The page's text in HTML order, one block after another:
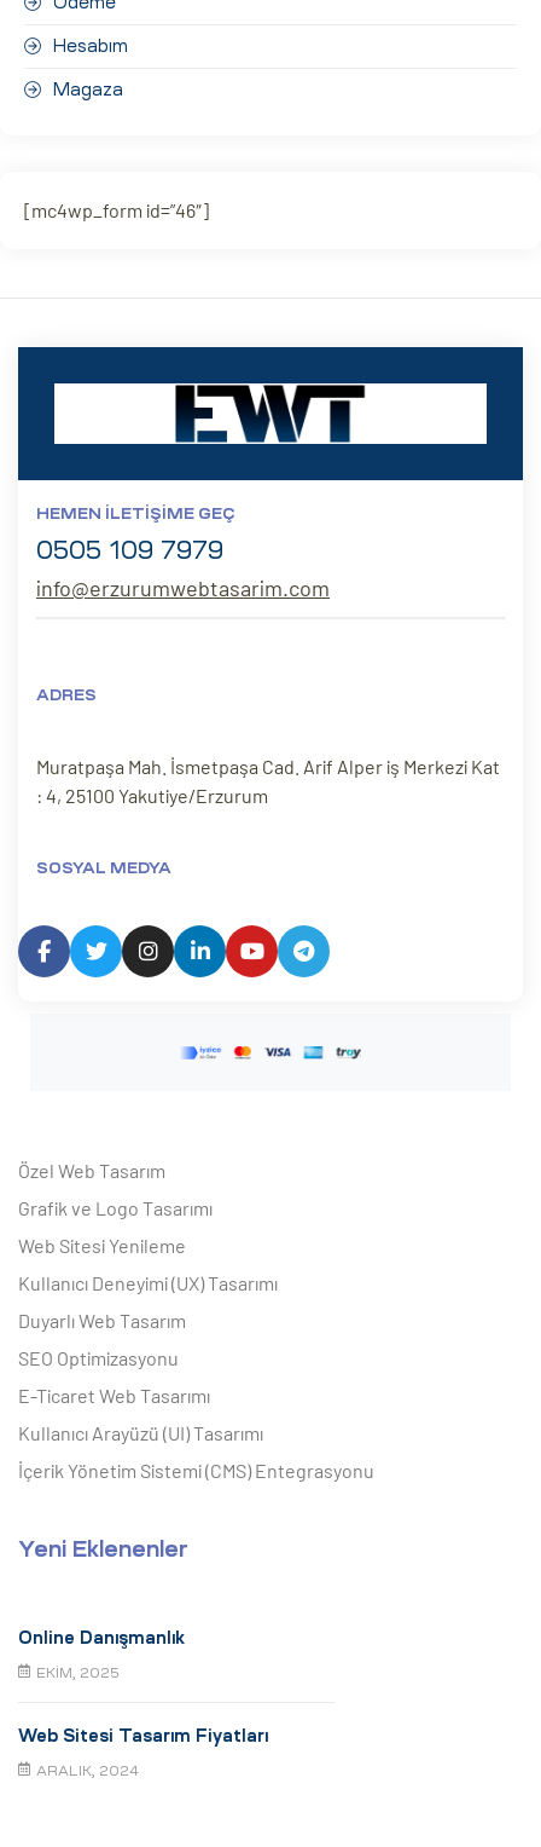
Hesabım
Magaza
[mc4wp_form id=”46″]
HEMEN İLETIŞIME GEÇ
0505 109 7979
info@erzurumwebtasarim.com
ADRES
Muratpaşa Mah. İsmetpaşa Cad. Arif Alper iş Merkezi Kat
: 4, 25100 Yakutiye/Erzurum
SOSYAL MEDYA
Özel Web Tasarım
Grafik ve Logo Tasarımı
Web Sitesi Yenileme
Kullanıcı Deneyimi (UX) Tasarımı
Duyarlı Web Tasarım
SEO Optimizasyonu
E-Ticaret Web Tasarımı
Kullanıcı Arayüzü (UI) Tasarımı
İçerik Yönetim Sistemi (CMS) Entegrasyonu
Yeni Eklenenler
Online Danışmanlık
EKIM, 2025
Web Sitesi Tasarım Fiyatları
ARALIK, 2024